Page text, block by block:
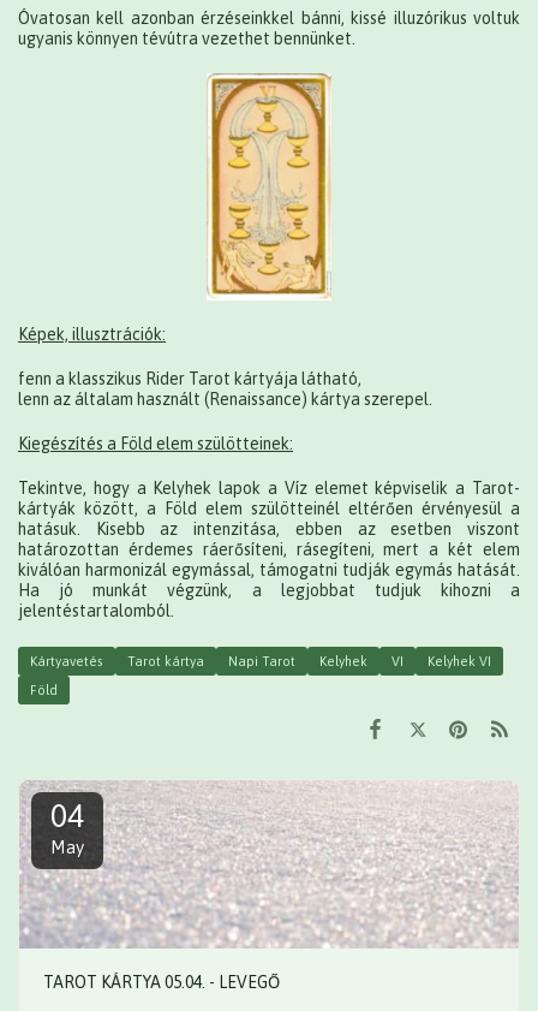
Óvatosan kell azonban érzéseinkkel bánni, kissé illuzórikus voltuk
ugyanis könnyen tévútra vezethet bennünket.
Képek, illusztrációk:
fenn a klasszikus Rider Tarot kártyája látható,
lenn az általam használt (Renaissance) kártya szerepel.
Kiegészítés a Föld elem szülötteinek:
Tekintve, hogy a Kelyhek lapok a Víz elemet képviselik a Tarot-
kártyák között, a Föld elem szülötteinél eltérően érvényesül a
hatásuk. Kisebb az intenzitása, ebben az esetben viszont
határozottan érdemes ráerősíteni, rásegíteni, mert a két elem
kiválóan harmonizál egymással, támogatni tudják egymás hatását.
Ha jó munkát végzünk, a legjobbat tudjuk kihozni a
jelentéstartalomból.
Kártyavetés Tarot kártya Napi Tarot Kelyhek VI
Kelyhek VI
Föld
04
May
TAROT KÁRTYA 05.04. - LEVEGŐ